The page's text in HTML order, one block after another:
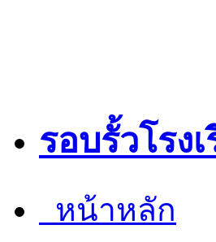
รอบรั้วโรง
หน้าหลัก